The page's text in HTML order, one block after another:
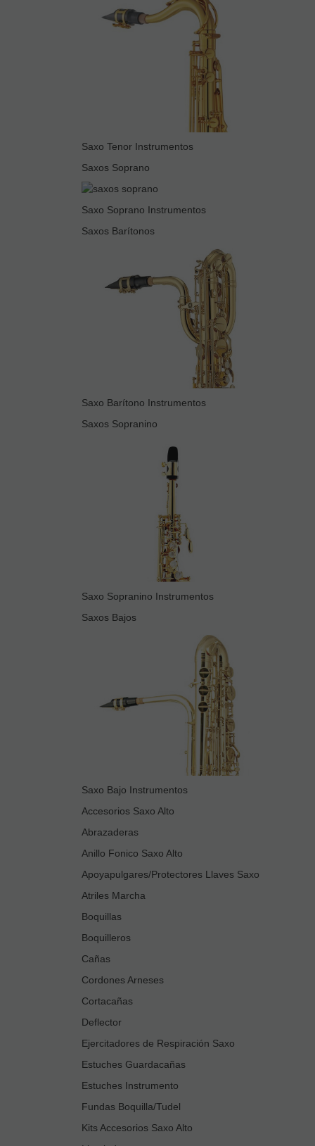
Saxo Tenor Instrumentos
Saxos Soprano
Saxo Soprano Instrumentos
Saxos Barítonos
Saxo Barítono Instrumentos
Saxos Sopranino
Saxo Sopranino Instrumentos
Saxos Bajos
Saxo Bajo Instrumentos
Accesorios Saxo Alto
Abrazaderas
Anillo Fonico Saxo Alto
Apoyapulgares/Protectores Llaves Saxo
Atriles Marcha
Boquillas
Boquilleros
Cañas
Cordones Arneses
Cortacañas
Deflector
Ejercitadores de Respiración Saxo
Estuches Guardacañas
Estuches Instrumento
Fundas Boquilla/Tudel
Kits Accesorios Saxo Alto